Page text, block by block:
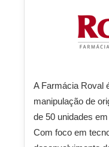
A Farmácia Roval
manipulação de
de 50 unidades
Com foco em